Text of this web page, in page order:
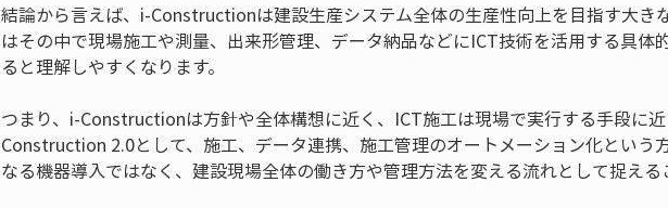
結論から言えば、i-Constructionは建設生産システム全体の生産性向上を目指す大き
はその中で現場施工や測量、出来形管理、データ納品などにICT技術を活用する具体
ると理解しやすくなります。
つまり、i-Constructionは方針や全体構想に近く、ICT施工は現場で実行する手段に
Construction 2.0として、施工、データ連携、施工管理のオートメーション化という
なる機器導入ではなく、建設現場全体の働き方や管理方法を変える流れとして捉える